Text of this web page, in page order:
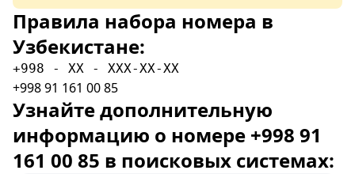
Правила набора номера в
Узбекистане:
+998 - XX - XXX-XX-XX
+998 91 161 00 85
Узнайте дополнительную
информацию о номере +998 91
161 00 85 в поисковых системах: